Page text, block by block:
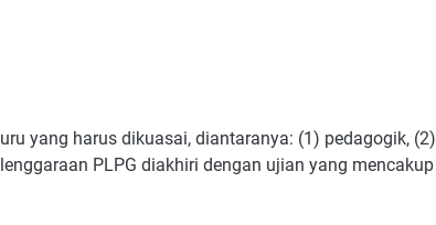
yang harus dikuasai, diantaranya: (1) pedagogik, (2)
PLPG diakhiri dengan ujian yang mencakup